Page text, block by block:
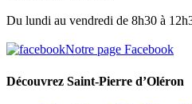
Du lundi au vendredi de 8h30 à
Notre page Facebook
Découvrez Saint-Pierre d’Oléron